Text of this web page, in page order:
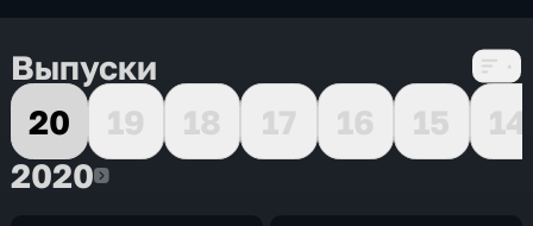
Выпуски
20
19 18 17 16 15
14
20202020